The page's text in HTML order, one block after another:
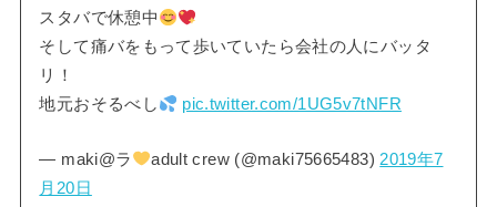
スタバで休憩中
そして痛バをもって歩いていたら会社の人にバッタ
リ！
地元おそるべし
pic.twitter.com/1UG5v7tNFR
— maki@ラ adult crew (@maki75665483) 2019年7
月20日